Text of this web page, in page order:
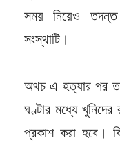
সময় নিয়েও তদন্ত
সংস্থাটি।
অথচ এ হত্যার পর
ঘণ্টার মধ্যে
প্রকাশ করা হবে।